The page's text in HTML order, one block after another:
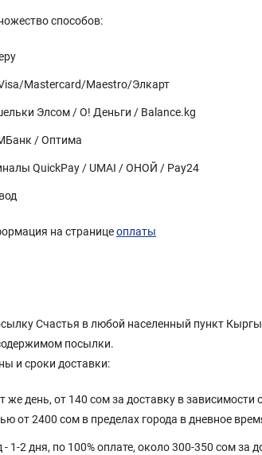
способов:
Mastercard/Maestro/Элкарт
Элсом / О! Деньги / Balance.kg
/ Оптима
QuickPay / UMAI / ОНОЙ / Pay24
на страницеоплаты
Счастья в любой населенный пункт
посылки.
и сроки доставки:
же день, от 140 сом за доставку в зависимости
от 2400 сом в пределах города в дневное
2 дня, по 100% оплате, около 300-350 сом за